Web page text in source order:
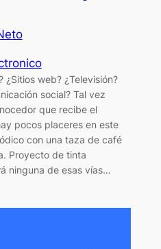
¿Sitios web? ¿Televisión?
social? Tal vez
que recibe el
pocos placeres en este
con una taza de café
Proyecto de tinta
ninguna de esas vías…